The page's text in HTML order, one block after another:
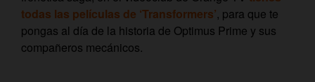
todas las películas de ‘Transformers’, para que te
pongas al día de la historia de Optimus Prime y sus
compañeros mecánicos.